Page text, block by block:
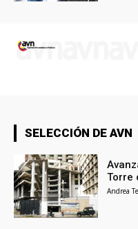
SELECCIÓN DE AVN
Torre
Andrea